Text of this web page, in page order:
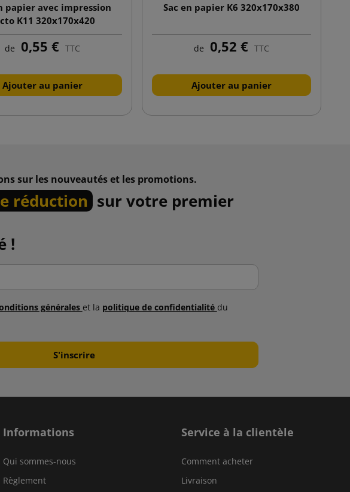
papier avec impression
K11 320x170x420
de 0,55 € TTC
Ajouter au panier
Sac en papier K6 320x170x380
de 0,52 € TTC
Ajouter au panier
sur les nouveautés et les promotions.
réduction sur votre premier
!
générales et la politique de confidentialité du
Informations
Qui sommes-nous
Règlement
Service à la clientèle
Comment acheter
Livraison